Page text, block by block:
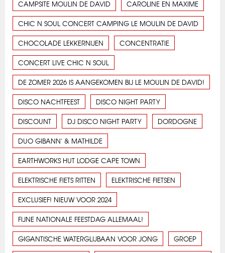
CAMPSITE MOULIN DE DAVID CAROLINE EN MAXIME
CHIC N SOUL CONCERT CAMPING LE MOULIN DE DAVID
CHOCOLADE LEKKERNIJEN CONCENTRATIE
CONCERT LIVE CHIC N SOUL
DE ZOMER 2026 IS AANGEKOMEN BIJ LE MOULIN DE DAVID!
DISCO NACHTFEEST DISCO NIGHT PARTY
DISCOUNT DJ DISCO NIGHT PARTY DORDOGNE
DUO GIBANN' & MATHILDE
EARTHWORKS HUT LODGE CAPE TOWN
ELEKTRISCHE FIETS RITTEN ELEKTRISCHE FIETSEN
EXCLUSIEF! NIEUW VOOR 2024
FIJNE NATIONALE FEESTDAG ALLEMAAL!
GIGANTISCHE WATERGLIJBAAN VOOR JONG GROEP